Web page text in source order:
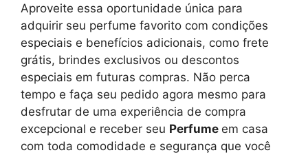
Aproveite essa oportunidade única para
adquirir seu perfume favorito com condições
especiais e benefícios adicionais, como frete
grátis, brindes exclusivos ou descontos
especiais em futuras compras. Não perca
tempo e faça seu pedido agora mesmo para
desfrutar de uma experiência de compra
excepcional e receber seu Perfume em casa
com toda comodidade e segurança que você